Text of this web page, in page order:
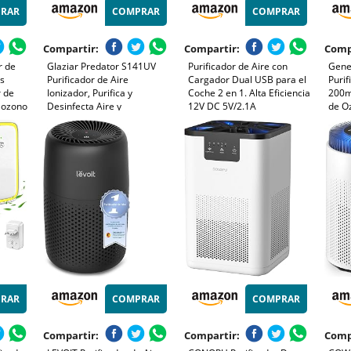
de
de
y
COMPRAR
Compartir:
Glaziar Predator S141UV
Purificador de Aire
Ionizador, Purifica y
Desinfecta Aire y
Superficies, Hasta 140m²
Potente Filtro Elimina
99,99% Bacterias, Humos,
Olores, Alérgenos, Mando
Distancia
COMPRAR
Compartir:
Purificador de Aire con
Cargador Dual USB para el
Coche 2 en 1. Alta Eficiencia
12V DC 5V/2.1A
de
COMPRAR
Compartir:
COMPRAR
Compartir: